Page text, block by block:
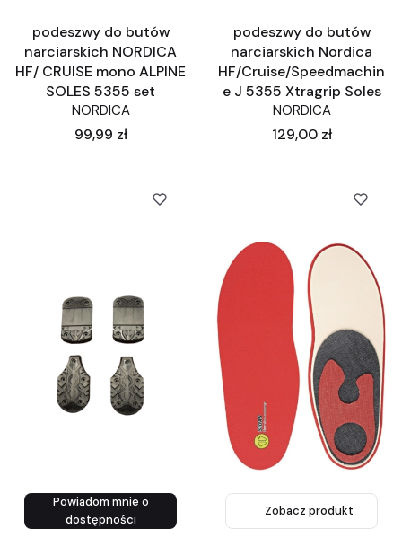
podeszwy do butów
narciarskich NORDICA
HF/ CRUISE mono ALPINE
SOLES 5355 set
NORDICA
Cena
99,99 zł
podeszwy do butów
narciarskich Nordica
HF/Cruise/Speedmachin
e J 5355 Xtragrip Soles
NORDICA
Cena
129,00 zł
Zobacz produkt
Powiadom mnie o
dostępności
Zobacz produkt